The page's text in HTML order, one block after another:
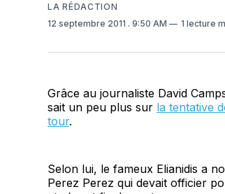
LA RÉDACTION
12 septembre 2011 . 9:50 AM 1 lecture
Grâce au journaliste David
sait un peu plus sur la tentative
tour.
Selon lui, le fameux Elianidis a
Perez Perez qui devait officier